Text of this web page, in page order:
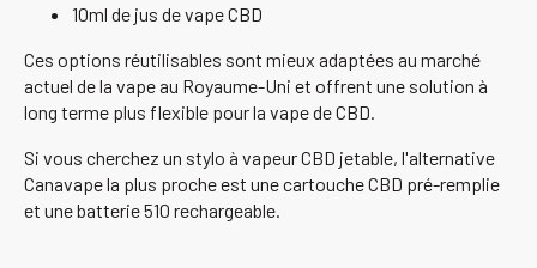
10ml de jus de vape CBD
Ces options réutilisables sont mieux adaptées au marché
actuel de la vape au Royaume-Uni et offrent une solution à
long terme plus flexible pour la vape de CBD.
Si vous cherchez un stylo à vapeur CBD jetable, l'alternative
Canavape la plus proche est une cartouche CBD pré-remplie
et une batterie 510 rechargeable.